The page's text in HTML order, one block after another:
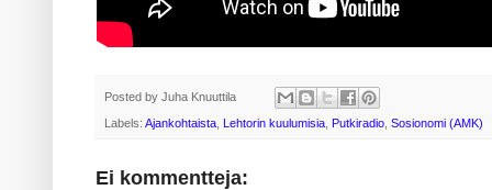
Posted byJuha Knuuttila
Labels:Ajankohtaista ,Lehtorin kuulumisia ,Putkiradio ,Sosionomi (AMK)
Ei kommentteja: